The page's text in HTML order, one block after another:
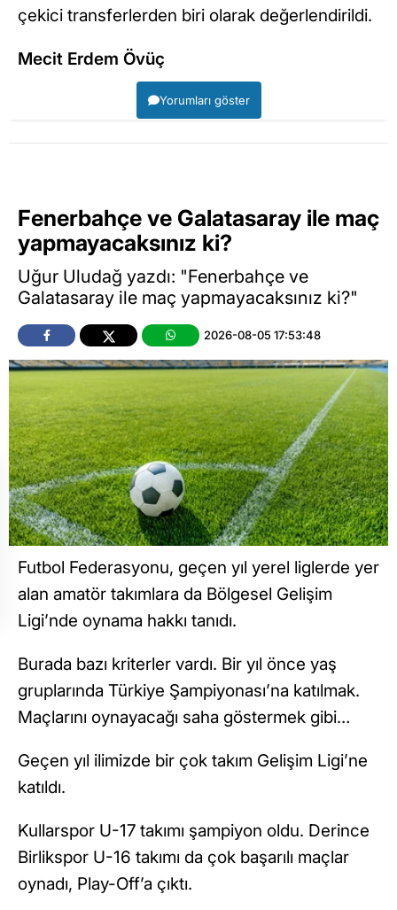
çekici transferlerden biri olarak değerlendirildi.
Mecit Erdem Övüç
Yorumları göster
Fenerbahçe ve Galatasaray ile maç
yapmayacaksınız ki?
Uğur Uludağ yazdı: "Fenerbahçe ve
Galatasaray ile maç yapmayacaksınız ki?"
2026-08-05 17:53:48
Futbol Federasyonu, geçen yıl yerel liglerde yer
alan amatör takımlara da Bölgesel Gelişim
Ligi’nde oynama hakkı tanıdı.
Burada bazı kriterler vardı. Bir yıl önce yaş
gruplarında Türkiye Şampiyonası’na katılmak.
Maçlarını oynayacağı saha göstermek gibi…
Geçen yıl ilimizde bir çok takım Gelişim Ligi’ne
katıldı.
Kullarspor U-17 takımı şampiyon oldu. Derince
Birlikspor U-16 takımı da çok başarılı maçlar
oynadı, Play-Off’a çıktı.